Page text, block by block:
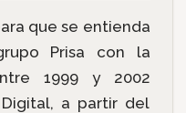
que se entienda
Prisa con la
1999 y 2002
a partir del